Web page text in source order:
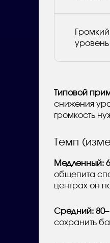
Громкий
уровень
Типовой
снижения
громкость
Темп
Медленный:
общепита
центрах он
Средний:
сохранить